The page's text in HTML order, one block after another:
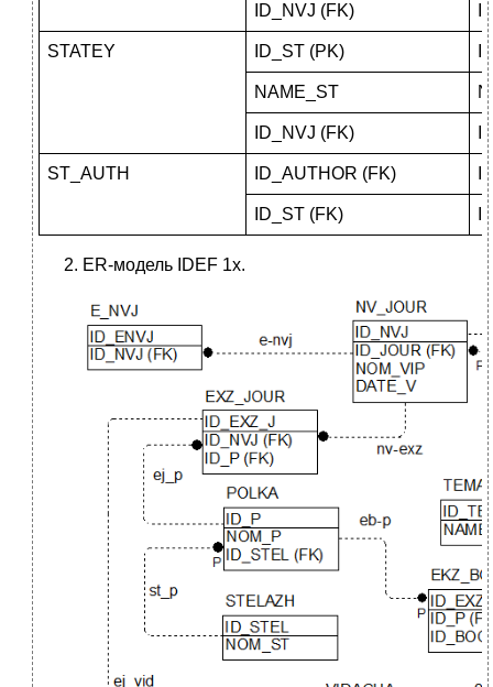
ID_NVJ (FK)
STATEY ID_ST (PK)
NAME_ST
ID_NVJ (FK)
ST_AUTH ID_AUTHOR (FK)
ID_ST (FK)
ER-модель IDEF 1x.